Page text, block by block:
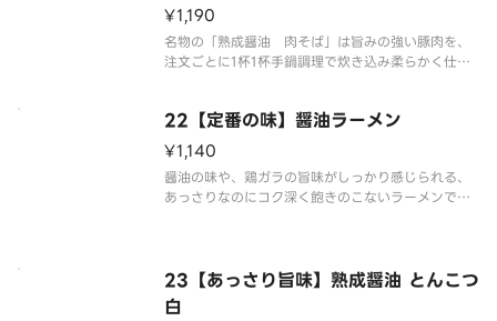
¥1,190
名物の「熟成醤油 肉そば」は旨みの強い豚肉を、
注文ごとに1杯1杯手鍋調理で炊き込み柔らかく仕上
※写真はイメージです（容器代20円を含みます）
22【定番の味】醤油ラーメン
¥1,140
醤油の味や、鶏ガラの旨味がしっかり感じられる、
あっさりなのにコク深く飽きのこないラーメンで
※写真はイメージです
（容器代20円を含みます）
23【あっさり旨味】熟成醤油 とんこつ
白